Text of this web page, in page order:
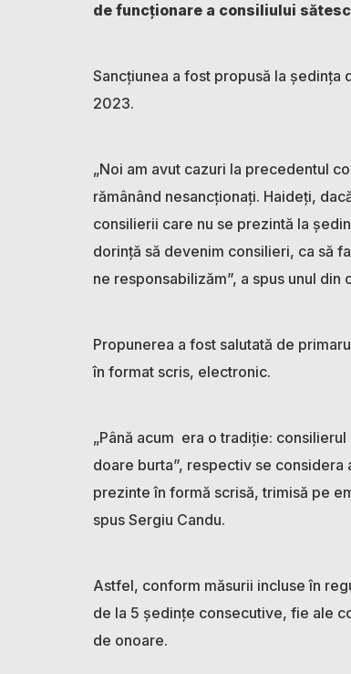
de funcționare a consiliului
Sancțiunea a fost propusă la
2023.
„Noi am avut cazuri la precedentul
rămânând nesancționați. Haideți,
consilierii care nu se prezintă la
dorință să devenim consilieri, ca să
ne responsabilizăm”, a spus unul din
Propunerea a fost salutată de
în format scris, electronic.
„Până acum era o tradiție:
doare burta”, respectiv se considera
prezinte în formă scrisă, trimisă pe
spus Sergiu Candu.
Astfel, conform măsurii incluse în
de la 5 ședințe consecutive, fie ale
de onoare.